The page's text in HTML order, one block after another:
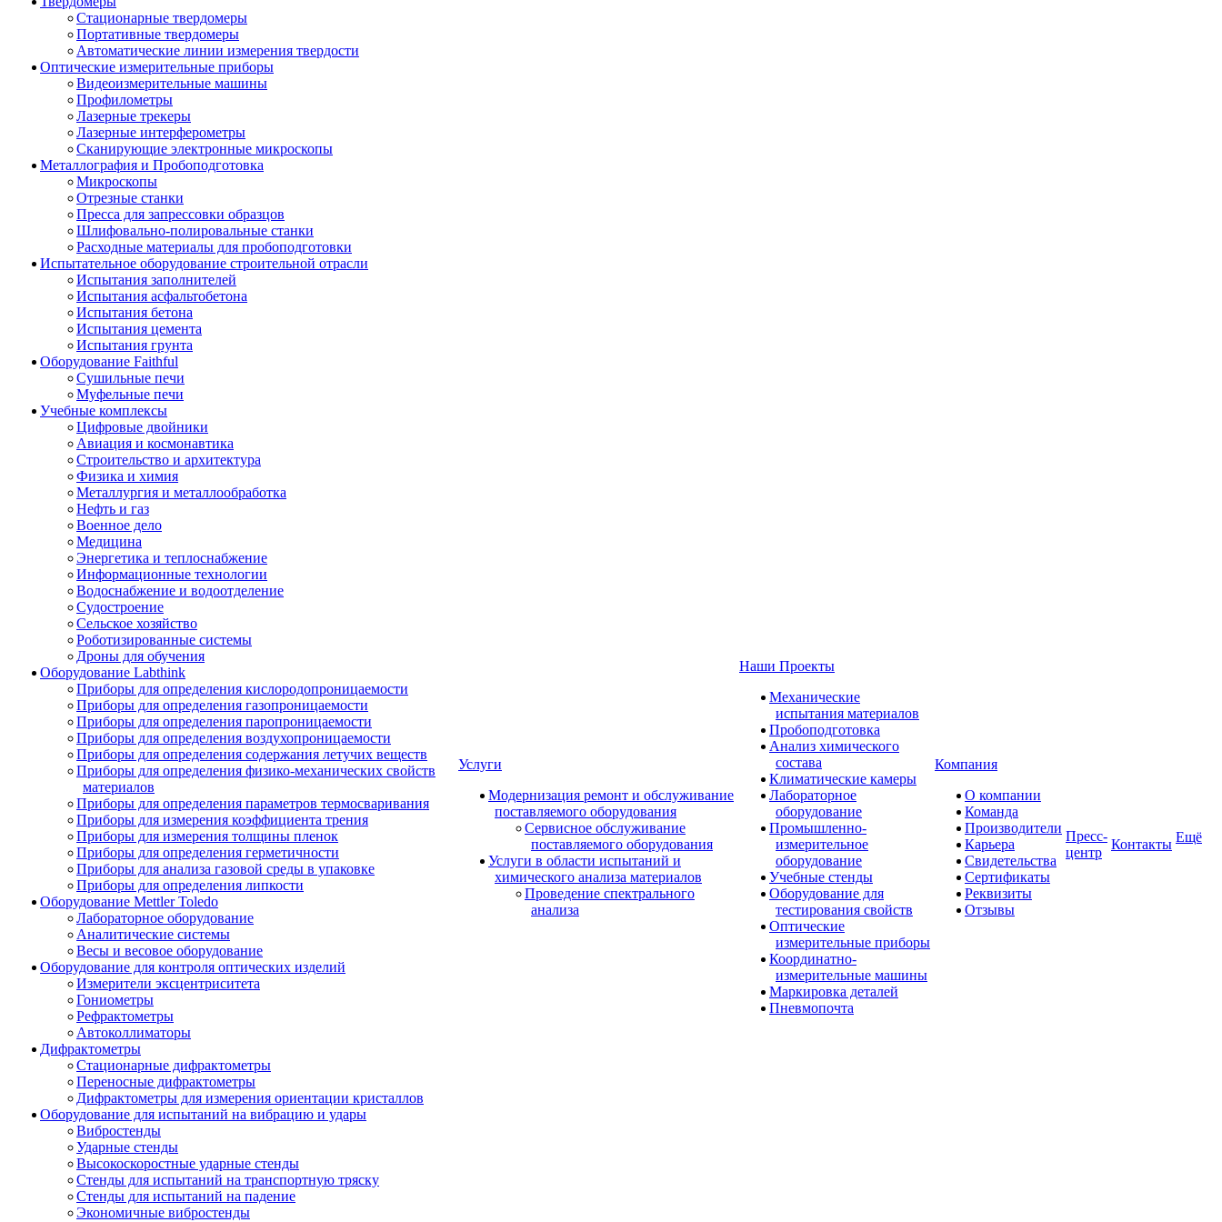
Стационарные твердомеры
Портативные твердомеры
Автоматические линии измерения твердости
Оптические измерительные приборы
Видеоизмерительные машины
Профилометры
Лазерные трекеры
Лазерные интерферометры
Сканирующие электронные микроскопы
Металлография и Пробоподготовка
Микроскопы
Отрезные станки
Пресса для запрессовки образцов
Шлифовально-полировальные станки
Расходные материалы для пробоподготовки
Испытательное оборудование строительной отрасли
Испытания заполнителей
Испытания асфальтобетона
Испытания бетона
Испытания цемента
Испытания грунта
Оборудование Faithful
Сушильные печи
Муфельные печи
Учебные комплексы
Цифровые двойники
Авиация и космонавтика
Строительство и архитектура
Физика и химия
Металлургия и металлообработка
Нефть и газ
Военное дело
Медицина
Энергетика и теплоснабжение
Информационные технологии
Водоснабжение и водоотделение
Судостроение
Сельское хозяйство
Роботизированные системы
Дроны для обучения
Оборудование Labthink
Приборы для определения кислородопроницаемости
Приборы для определения газопроницаемости
Приборы для определения паропроницаемости
Приборы для определения воздухопроницаемости
Приборы для определения содержания летучих веществ
Приборы для определения физико-механических свойств
материалов
Приборы для определения параметров термосваривания
Приборы для измерения коэффициента трения
Приборы для измерения толщины пленок
Приборы для определения герметичности
Приборы для анализа газовой среды в упаковке
Приборы для определения липкости
Оборудование Mettler Toledo
Лабораторное оборудование
Аналитические системы
Весы и весовое оборудование
Оборудование для контроля оптических изделий
Измерители эксцентриситета
Гониометры
Рефрактометры
Автоколлиматоры
Дифрактометры
Стационарные дифрактометры
Переносные дифрактометры
Дифрактометры для измерения ориентации кристаллов
Оборудование для испытаний на вибрацию и удары
Вибростенды
Ударные стенды
Высокоскоростные ударные стенды
Стенды для испытаний на транспортную тряску
Стенды для испытаний на падение
Экономичные вибростенды
Услуги
Модернизация ремонт и обслуживание
поставляемого оборудования
Сервисное обслуживание
поставляемого оборудования
Услуги в области испытаний и
химического анализа материалов
Проведение спектрального
анализа
Наши Проекты
Механические
испытания материалов
Пробоподготовка
Анализ химического
состава
Климатические камеры
Лабораторное
оборудование
Промышленно-
измерительное
оборудование
Учебные стенды
Оборудование для
тестирования свойств
Оптические
измерительные приборы
Координатно-
измерительные машины
Маркировка деталей
Пневмопочта
Компания
О компании
Команда
Производители
Карьера
Свидетельства
Сертификаты
Реквизиты
Отзывы
Пресс-
центр
Контакты Ещё